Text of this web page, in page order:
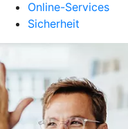
Online-Services
Sicherheit